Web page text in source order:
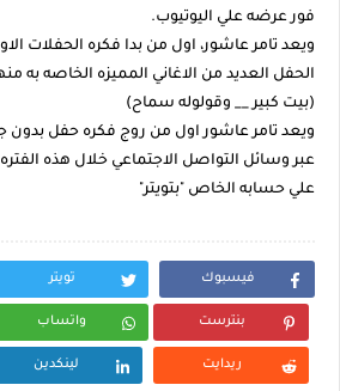
فور عرضه علي اليوتيوب.
ويعد تامر عاشور، اول من بدا فكره الحفلات
الحفل العديد من الاغاني المميزه الخاصه به
(بيت كبير __ وقولوله سماح)
ويعد تامر عاشور اول من روج فكره حفل
عبر وسائل التواصل الاجتماعي خلال هذه
علي حسابه الخاص "بتويتر"
فيسبوك تويتر
بنترست واتساب
ريدايت لينكدين